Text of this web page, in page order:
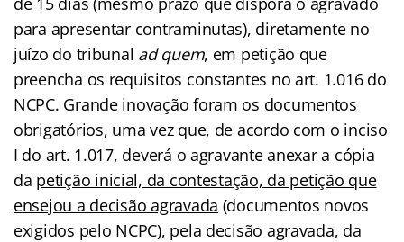
para apresentar contraminutas), diretamente no
juízo do tribunal ad quem, em petição que
preencha os requisitos constantes no art. 1.016 do
NCPC. Grande inovação foram os documentos
obrigatórios, uma vez que, de acordo com o inciso
I do art. 1.017, deverá o agravante anexar a cópia
da petição inicial, da contestação, da petição que
ensejou a decisão agravada (documentos novos
exigidos pelo NCPC), pela decisão agravada, da